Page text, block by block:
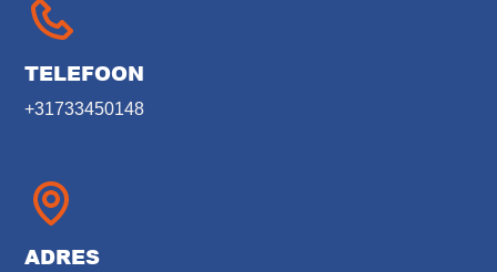
TELEFOON
+31733450148
ADRES